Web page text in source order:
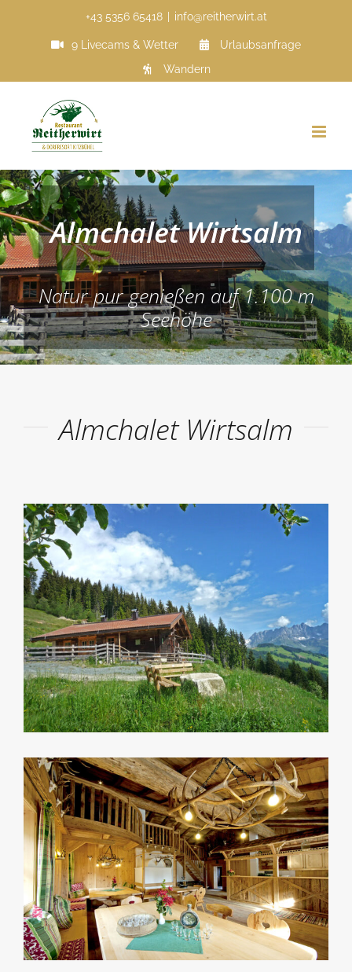
+43 5356 65418 info@reitherwirt.at
9 Livecams & Wetter
Urlaubsanfrage
Wandern
Almchalet Wirtsalm
Natur pur genießen auf 1.100 m
Seehöhe
Almchalet Wirtsalm